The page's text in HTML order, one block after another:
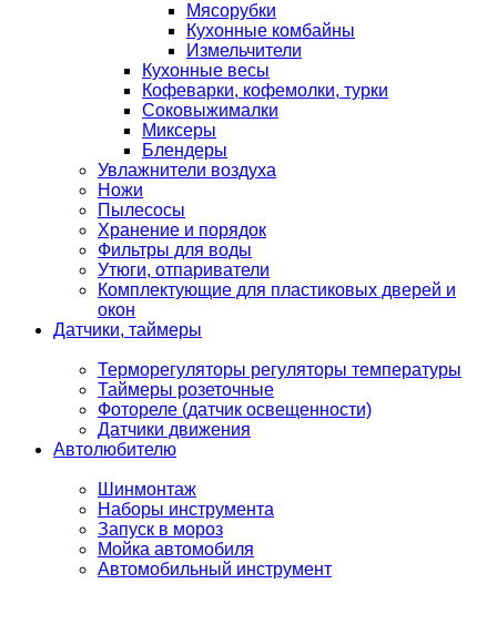
Мясорубки
Кухонные комбайны
Измельчители
Кухонные весы
Кофеварки, кофемолки, турки
Соковыжималки
Миксеры
Блендеры
Увлажнители воздуха
Ножи
Пылесосы
Хранение и порядок
Фильтры для воды
Утюги, отпариватели
Комплектующие для пластиковых дверей и
окон
Датчики, таймеры
Терморегуляторы регуляторы температуры
Таймеры розеточные
Фотореле (датчик освещенности)
Датчики движения
Автолюбителю
Шинмонтаж
Наборы инструмента
Запуск в мороз
Мойка автомобиля
Автомобильный инструмент